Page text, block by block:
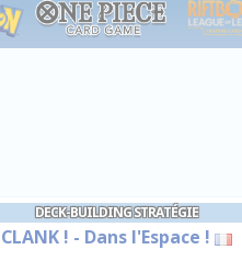
DECK-BUILDING STRATÉGIE
CLANK ! - Dans l'Espace !